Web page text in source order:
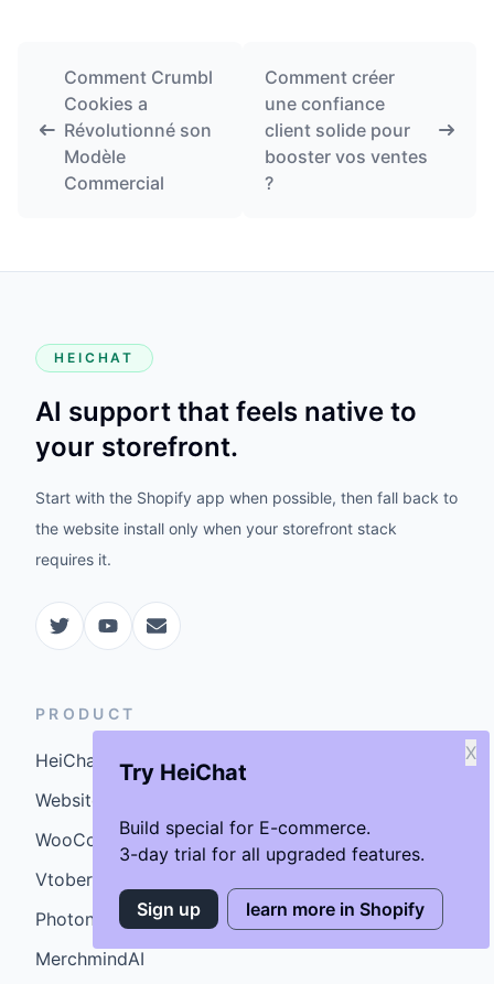
Try HeiChat
Build special for E-commerce.
3-day trial for all upgraded features.
X
Sign up learn more in Shopify
Comment Crumbl
Cookies a
Révolutionné son
Modèle
Commercial
Comment créer
une confiance
client solide pour
booster vos ventes
?
HEICHAT
AI support that feels native to
your storefront.
Start with the Shopify app when possible, then fall back to
the website install only when your storefront stack
requires it.
PRODUCT
HeiChat for Shopify
Website Setup
WooCommerce Plugin
Vtober
Photoniex
MerchmindAI